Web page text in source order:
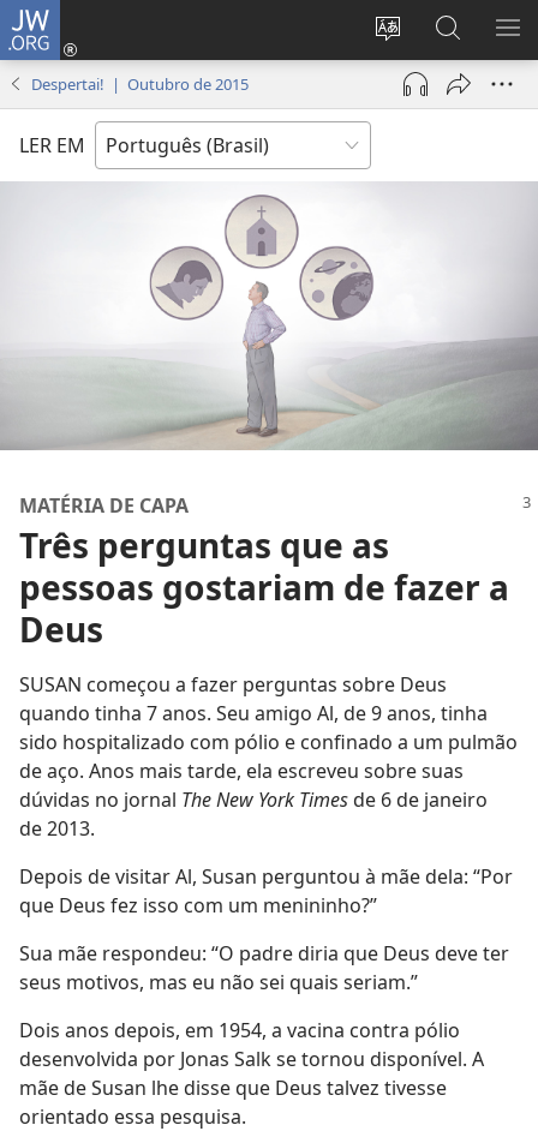
JW.ORG
Mudar
idioma
Log
(abre
janela)
Buscar
no
JW.ORG
Despertai! | Outubro de 2015
LER EM
MATÉRIA DE CAPA
Três perguntas que as
pessoas gostariam de fazer a
Deus
SUSAN começou a fazer perguntas sobre Deus
quando tinha 7 anos. Seu amigo Al, de 9 anos, tinha
sido hospitalizado com pólio e confinado a um pulmão
de aço. Anos mais tarde, ela escreveu sobre suas
dúvidas no jornal The New York Timesde 6 de janeiro
de 2013.
Depois de visitar Al, Susan perguntou à mãe dela: “Por
que Deus fez isso com um menininho?”
Sua mãe respondeu: “O padre diria que Deus deve ter
seus motivos, mas eu não sei quais seriam.”
Dois anos depois, em 1954, a vacina contra pólio
desenvolvida por Jonas Salk se tornou disponível. A
mãe de Susan lhe disse que Deus talvez tivesse
orientado essa pesquisa.